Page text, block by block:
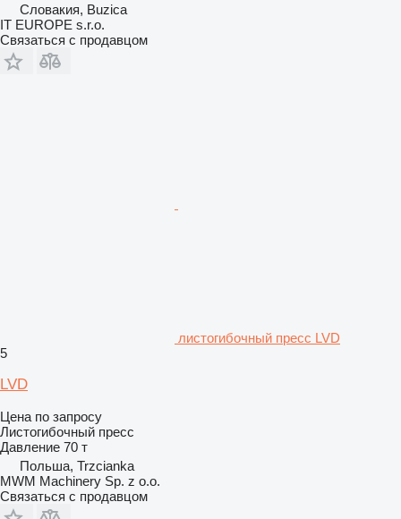
Словакия, Buzica
IT EUROPE s.r.o.
Связаться с продавцом
листогибочный пресс LVD
5
LVD
Цена по запросу
Листогибочный пресс
Давление 70 т
Польша, Trzcianka
MWM Machinery Sp. z o.o.
Связаться с продавцом